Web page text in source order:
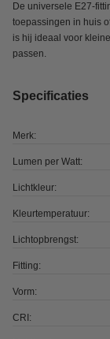
De universele E27-
toepassingen in huis
is hij ideaal voor
passen.
Specificaties
Merk:
Lumen per Watt:
Lichtkleur:
Kleurtemperatuur:
Lichtopbrengst:
Fitting:
Vorm:
CRI: